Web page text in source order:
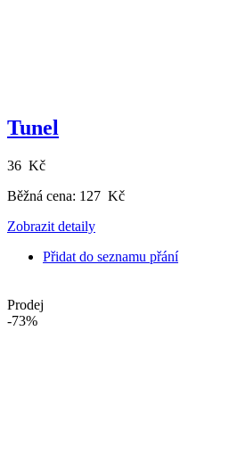
Tunel
36 Kč
Běžná cena: 127 Kč
Zobrazit detaily
Přidat do seznamu přání
Prodej
-73%